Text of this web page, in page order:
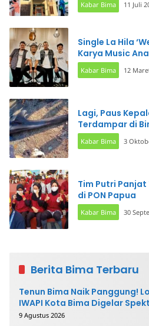
Kabar Bima 11 Juli
Single La Hila
Karya Music
Kabar Bima 12
Lagi, Paus
Terdampar di
Kabar Bima 3
Tim Putri Panjat
di PON Papua
Kabar Bima 30
Berita Bima Terbaru
Tenun Bima Naik Panggung!
IWAPI Kota Bima Digelar
9 Agustus 2026